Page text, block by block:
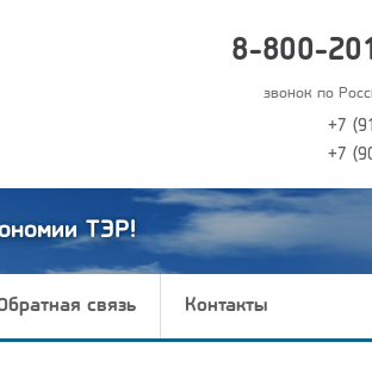
8-800-
звонок по
+7
+7
ТЭР!
связь Контакты